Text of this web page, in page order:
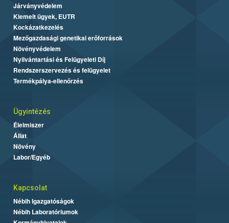
Járványvédelem
Kiemelt ügyek, EUTR
Kockázatkezelés
Mezőgazdasági genetikai erőforrások
Növényvédelem
Nyilvántartási és Felügyeleti Díj
Rendszerszervezés és felügyelet
Termékpálya-ellenőrzés
Ügyintézés
Élelmiszer
Állat
Növény
Labor/Egyéb
Kapcsolat
Nébih Igazgatóságok
Nébih Laboratóriumok